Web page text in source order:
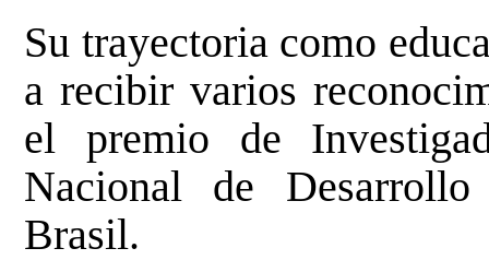
Su trayectoria como
a recibir varios
el premio de
Nacional de
Brasil.